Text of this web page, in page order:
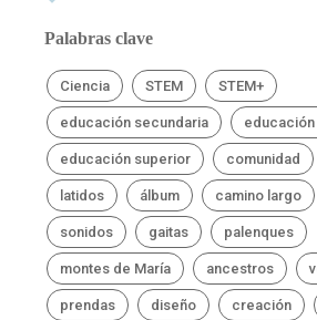
Palabras clave
Ciencia STEM STEM+
educación secundaria
educación superior comunidad
latidos álbum camino largo
sonidos gaitas palenques
montes de María ancestros
prendas diseño creación